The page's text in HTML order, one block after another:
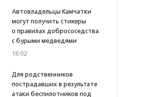
Автовладельцы Камчатки
могут получить стикеры
о правилах добрососедства
с бурыми медведями
18:02
Для родственников
пострадавших в результате
атаки беспилотников под